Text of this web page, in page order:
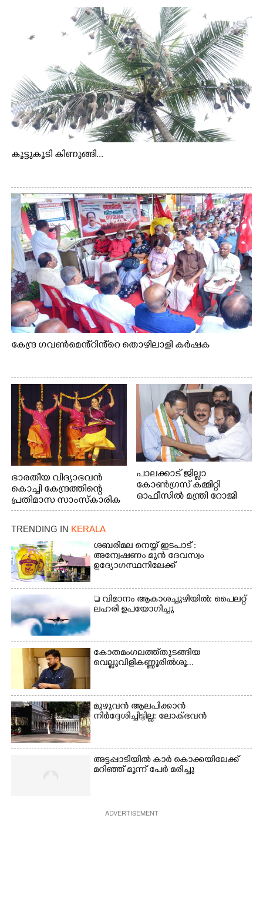
കൂട്ടുകൂടി കിണുങ്ങി...
കേന്ദ്ര ഗവൺമെൻ്റിൻ്റെ തൊഴിലാളി കർഷക
ഭാരതീയ വിദ്യാഭവൻ
കൊച്ചി കേന്ദ്രത്തിന്റെ
പ്രതിമാസ സാംസ്കാരിക
പരിപാടിയുടെ ഭാഗമായി
ടി.ഡി റോഡിലെ ഭാരതീയ
വിദ്യാഭവൻ സർദാർ
പട്ടേൽ സഭാഗൃഹത്തിൽ
എം. അക്ഷതയുടെ
നേതൃത്വത്തിൽ
അവതരിപ്പിച്ച ലയ നമൻ
കഥക് നൃത്തത്തിൽ നിന്ന്
പാലക്കാട് ജില്ലാ
കോൺഗ്രസ് കമ്മിറ്റി
ഓഫീസിൽ മന്ത്രി റോജി
എം ജോണിന്
TRENDING IN KERALA
ശബരിമല നെയ്യ് ഇടപാട് :
അന്വേഷണം മുൻ ദേവസ്വം
ഉദ്യോഗസ്ഥനിലേക്ക്
 വിമാനം ആകാശച്ചുഴിയിൽ: പൈലറ്റ്
ലഹരി ഉപയോഗിച്ചു
കോതമംഗലത്ത് തുടങ്ങിയ
വെല്ലുവിളി കണ്ണൂരിൽ ശൂ...
മുഴുവൻ ആലപിക്കാൻ
നിർദ്ദേശിച്ചിട്ടില്ല: ലോക്ഭവൻ
അട്ടപ്പാടിയിൽ കാർ കൊക്കയിലേക്ക്
മറിഞ്ഞ് മൂന്ന് പേർ മരിച്ചു
ADVERTISEMENT